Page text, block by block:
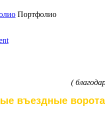
Портфолио
(
въездные ворота